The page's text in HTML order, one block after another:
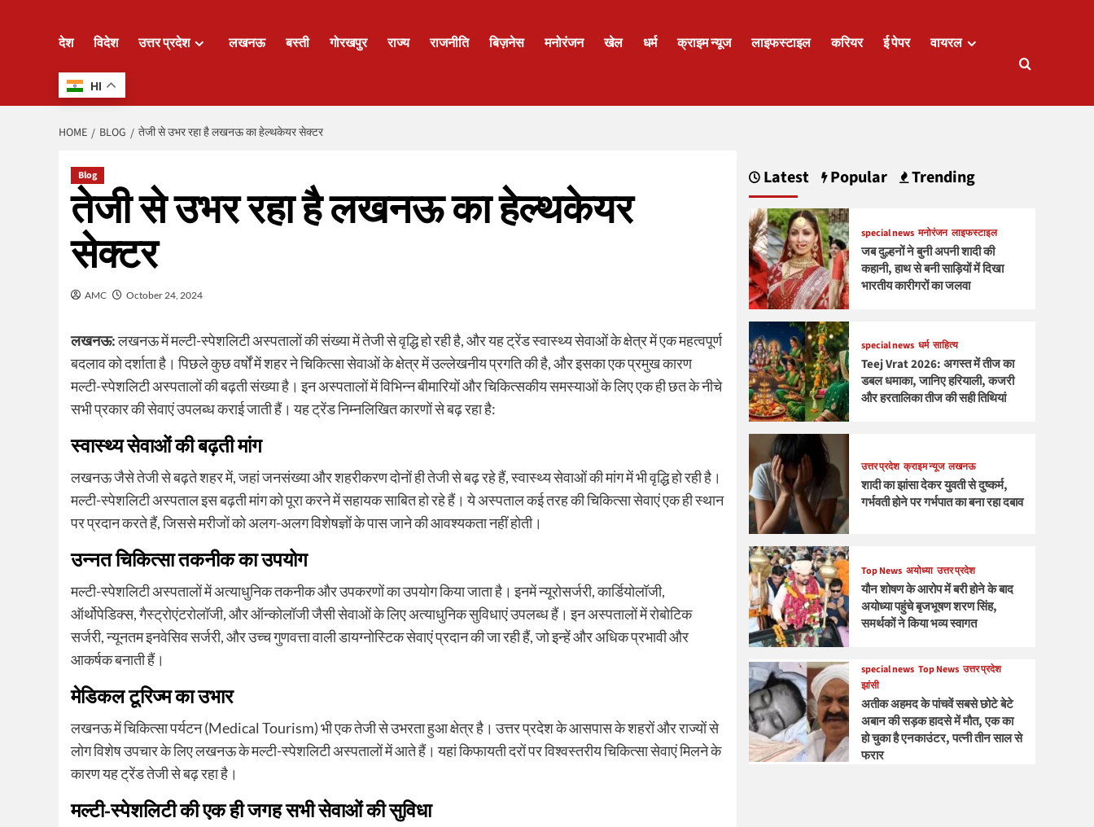
देश विदेश उत्तर प्रदेश लखनऊ बस्ती गोरखपुर राज्य राजनीति बिज़नेस मनोरंजन खेल धर्म क्राइम न्यूज लाइफस्टाइल करियर ई पेपर वायरल
HI
HOME BLOG तेजी से उभर रहा है लखनऊ का हेल्थकेयर सेक्टर
Blog
तेजी से उभर रहा है लखनऊ का हेल्थकेयर
सेक्टर
AMC October 24, 2024
लखनऊ:लखनऊ में मल्टी-स्पेशलिटी अस्पतालों की संख्या में तेजी से वृद्धि हो रही है, और यह ट्रेंड स्वास्थ्य सेवाओं के क्षेत्र में एक महत्वपूर्ण
बदलाव को दर्शाता है। पिछले कुछ वर्षों में शहर ने चिकित्सा सेवाओं के क्षेत्र में उल्लेखनीय प्रगति की है, और इसका एक प्रमुख कारण
मल्टी-स्पेशलिटी अस्पतालों की बढ़ती संख्या है। इन अस्पतालों में विभिन्न बीमारियों और चिकित्सकीय समस्याओं के लिए एक ही छत के नीचे
सभी प्रकार की सेवाएं उपलब्ध कराई जाती हैं। यह ट्रेंड निम्नलिखित कारणों से बढ़ रहा है:
स्वास्थ्य सेवाओं की बढ़ती मांग
लखनऊ जैसे तेजी से बढ़ते शहर में, जहां जनसंख्या और शहरीकरण दोनों ही तेजी से बढ़ रहे हैं, स्वास्थ्य सेवाओं की मांग में भी वृद्धि हो रही है।
मल्टी-स्पेशलिटी अस्पताल इस बढ़ती मांग को पूरा करने में सहायक साबित हो रहे हैं। ये अस्पताल कई तरह की चिकित्सा सेवाएं एक ही स्थान
पर प्रदान करते हैं, जिससे मरीजों को अलग-अलग विशेषज्ञों के पास जाने की आवश्यकता नहीं होती।
उन्नत चिकित्सा तकनीक का उपयोग
मल्टी-स्पेशलिटी अस्पतालों में अत्याधुनिक तकनीक और उपकरणों का उपयोग किया जाता है। इनमें न्यूरोसर्जरी, कार्डियोलॉजी,
ऑर्थोपेडिक्स, गैस्ट्रोएंटरोलॉजी, और ऑन्कोलॉजी जैसी सेवाओं के लिए अत्याधुनिक सुविधाएं उपलब्ध हैं। इन अस्पतालों में रोबोटिक
सर्जरी, न्यूनतम इनवेसिव सर्जरी, और उच्च गुणवत्ता वाली डायग्नोस्टिक सेवाएं प्रदान की जा रही हैं, जो इन्हें और अधिक प्रभावी और
आकर्षक बनाती हैं।
मेडिकल टूरिज्म का उभार
लखनऊ में चिकित्सा पर्यटन (Medical Tourism) भी एक तेजी से उभरता हुआ क्षेत्र है। उत्तर प्रदेश के आसपास के शहरों और राज्यों से
लोग विशेष उपचार के लिए लखनऊ के मल्टी-स्पेशलिटी अस्पतालों में आते हैं। यहां किफायती दरों पर विश्वस्तरीय चिकित्सा सेवाएं मिलने के
कारण यह ट्रेंड तेजी से बढ़ रहा है।
मल्टी-स्पेशलिटी की एक ही जगह सभी सेवाओं की सुविधा
Latest Popular Trending
special news मनोरंजन लाइफस्टाइल
जब दुल्हनों ने बुनी अपनी शादी की
कहानी, हाथ से बनी साड़ियों में दिखा
भारतीय कारीगरों का जलवा
special news धर्म साहित्य
Teej Vrat 2026: अगस्त में तीज का
डबल धमाका, जानिए हरियाली, कजरी
और हरतालिका तीज की सही तिथियां
उत्तर प्रदेश क्राइम न्यूज लखनऊ
शादी का झांसा देकर युवती से दुष्कर्म,
गर्भवती होने पर गर्भपात का बना रहा दबाव
Top News अयोध्या उत्तर प्रदेश
यौन शोषण के आरोप में बरी होने के बाद
अयोध्या पहुंचे बृजभूषण शरण सिंह,
समर्थकों ने किया भव्य स्वागत
special news Top News उत्तर प्रदेश
झांसी
अतीक अहमद के पांचवें सबसे छोटे बेटे
अबान की सड़क हादसे में मौत, एक का
हो चुका है एनकाउंटर, पत्नी तीन साल से
फरार